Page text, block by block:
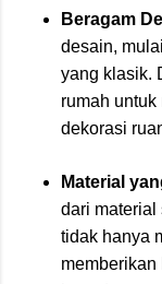
Beragam
desain,
yang klasik.
rumah
dekorasi
Material
dari material
tidak hanya
memberikan